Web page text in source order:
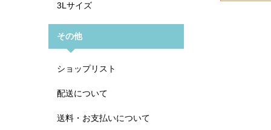
3Lサイズ
その他
ショップリスト
配送について
送料・お支払いについて